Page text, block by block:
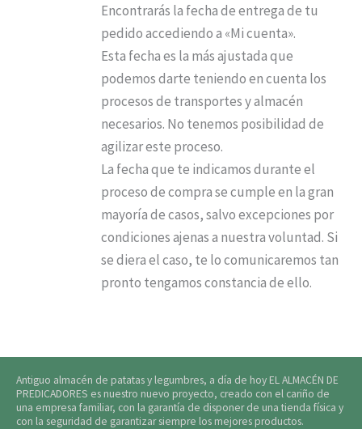
Encontrarás la fecha de entrega de tu
pedido accediendo a «Mi cuenta».
Esta fecha es la más ajustada que
podemos darte teniendo en cuenta los
procesos de transportes y almacén
necesarios. No tenemos posibilidad de
agilizar este proceso.
La fecha que te indicamos durante el
proceso de compra se cumple en la gran
mayoría de casos, salvo excepciones por
condiciones ajenas a nuestra voluntad. Si
se diera el caso, te lo comunicaremos tan
pronto tengamos constancia de ello.
Antiguo almacén de patatas y legumbres, a día de hoy EL ALMACÉN DE
PREDICADORES es nuestro nuevo proyecto, creado con el cariño de
una empresa familiar, con la garantía de disponer de una tienda física y
con la seguridad de garantizar siempre los mejores productos.